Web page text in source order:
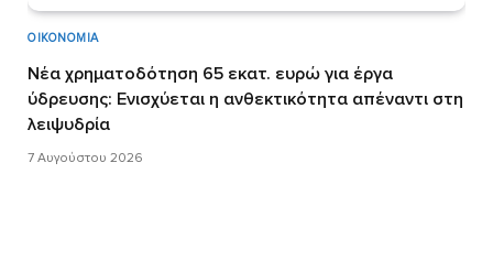
ΟΙΚΟΝΟΜΊΑ
Νέα χρηματοδότηση 65 εκατ. ευρώ για έργα
ύδρευσης: Ενισχύεται η ανθεκτικότητα απέναντι στη
λειψυδρία
7 Αυγούστου 2026